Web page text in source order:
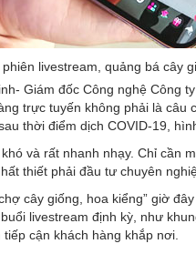
phiên livestream, quảng bá cây
Giám đốc Công nghệ Công
trực tuyến không phải là
thời điểm dịch COVID-19,
và rất nhanh nhạy. Chỉ cần
thiết phải đầu tư chuyên
cây giống, hoa kiểng” giờ
livestream định kỳ, như
cận khách hàng khắp nơi.